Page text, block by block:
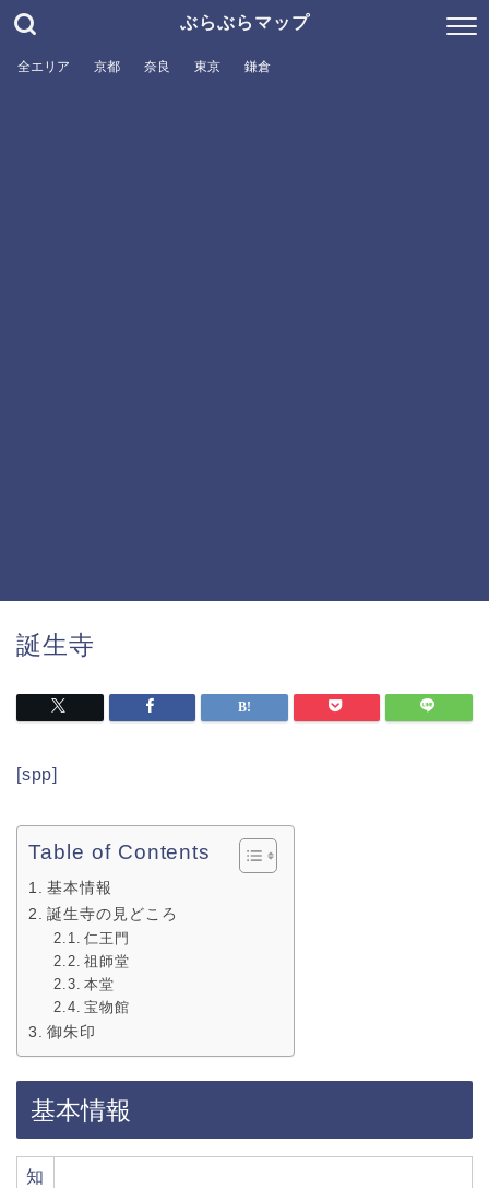
ぶらぶらマップ
全エリア 京都 奈良 東京 鎌倉
誕生寺
[spp]
Table of Contents
基本情報
誕生寺の見どころ
仁王門
祖師堂
本堂
宝物館
御朱印
基本情報
知